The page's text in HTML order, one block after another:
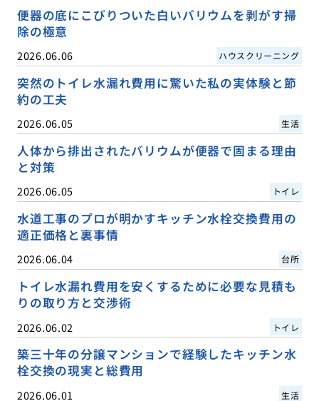
便器の底にこびりついた白いバリウムを剥がす掃
除の極意
2026.06.06 ハウスクリーニング
突然のトイレ水漏れ費用に驚いた私の実体験と節
約の工夫
2026.06.05 生活
人体から排出されたバリウムが便器で固まる理由
と対策
2026.06.05 トイレ
水道工事のプロが明かすキッチン水栓交換費用の
適正価格と裏事情
2026.06.04 台所
トイレ水漏れ費用を安くするために必要な見積も
りの取り方と交渉術
2026.06.02 トイレ
築三十年の分譲マンションで経験したキッチン水
栓交換の現実と総費用
2026.06.01 生活